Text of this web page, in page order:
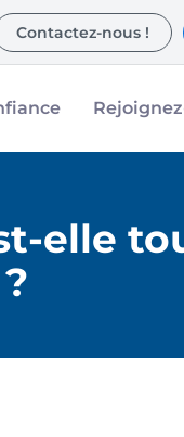
Contactez-nous !
elle